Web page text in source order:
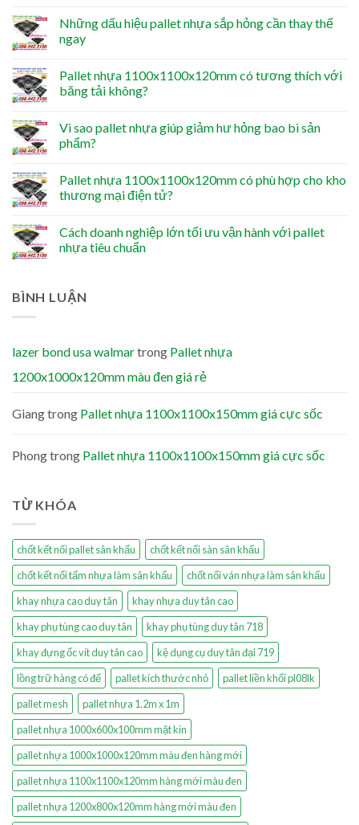
Những dấu hiệu pallet nhựa sắp hỏng cần thay thế
ngay
Pallet nhựa 1100x1100x120mm có tương thích với
băng tải không?
Vì sao pallet nhựa giúp giảm hư hỏng bao bì sản
phẩm?
Pallet nhựa 1100x1100x120mm có phù hợp cho kho
thương mại điện tử?
Cách doanh nghiệp lớn tối ưu vận hành với pallet
nhựa tiêu chuẩn
BÌNH LUẬN
lazer bond usa walmartrong Pallet nhựa
1200x1000x120mm màu đen giá rẻ
Giangtrong Pallet nhựa 1100x1100x150mm giá cực sốc
Phongtrong Pallet nhựa 1100x1100x150mm giá cực sốc
TỪ KHÓA
chốt kết nối pallet sân khấu
chốt kết nối sàn sân khấu
chốt kết nối tấm nhựa làm sân khấu
chốt nối ván nhựa làm sân khấu
khay nhựa cao duy tân
khay nhựa duy tân cao
khay phụ tùng cao duy tân
khay phụ tùng duy tân 718
khay đựng ốc vít duy tân cao
kệ dụng cụ duy tân đại 719
lồng trữ hàng có đế
pallet kích thước nhỏ
pallet liền khối pl08lk
pallet mesh
pallet nhựa 1.2m x 1m
pallet nhựa 1000x600x100mm mặt kín
pallet nhựa 1000x1000x120mm màu đen hàng mới
pallet nhựa 1100x1100x120mm hàng mới màu đen
pallet nhựa 1200x800x120mm hàng mới màu đen